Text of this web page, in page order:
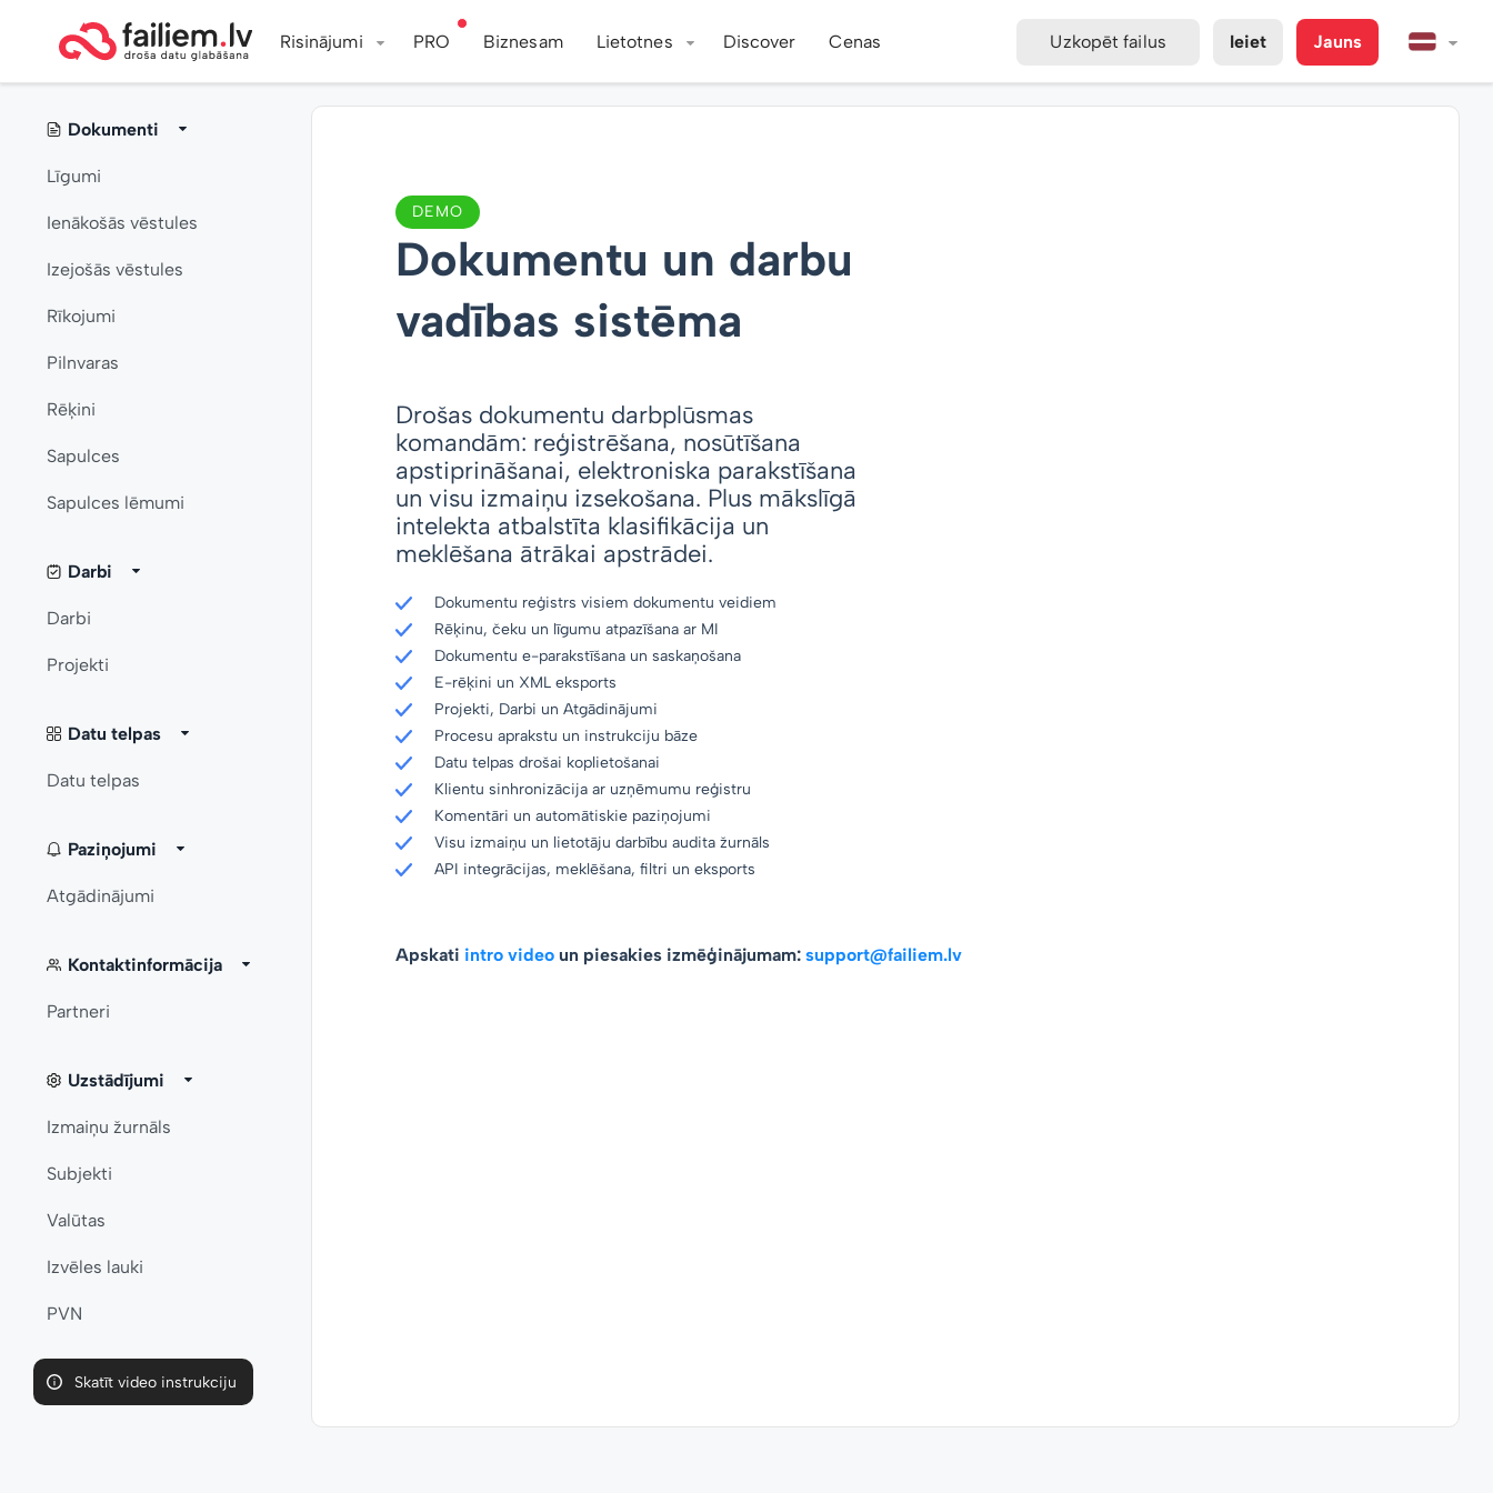
Risinājumi PRO Biznesam Lietotnes Discover Cenas Uzkopēt failus Ieiet Jauns
Dokumenti
Līgumi
Ienākošās vēstules
Izejošās vēstules
Rīkojumi
Pilnvaras
Rēķini
Sapulces
Sapulces lēmumi
Darbi
Darbi
Projekti
Datu telpas
Datu telpas
Paziņojumi
Atgādinājumi
Kontaktinformācija
Partneri
Uzstādījumi
Izmaiņu žurnāls
Subjekti
Valūtas
Izvēles lauki
PVN
Skatīt video instrukciju
DEMO
Dokumentu un darbu
vadības sistēma
Drošas dokumentu darbplūsmas
komandām: reģistrēšana, nosūtīšana
apstiprināšanai, elektroniska parakstīšana
un visu izmaiņu izsekošana. Plus mākslīgā
intelekta atbalstīta klasifikācija un
meklēšana ātrākai apstrādei.
Dokumentu reģistrs visiem dokumentu veidiem
Rēķinu, čeku un līgumu atpazīšana ar MI
Dokumentu e-parakstīšana un saskaņošana
E-rēķini un XML eksports
Projekti, Darbi un Atgādinājumi
Procesu aprakstu un instrukciju bāze
Datu telpas drošai koplietošanai
Klientu sinhronizācija ar uzņēmumu reģistru
Komentāri un automātiskie paziņojumi
Visu izmaiņu un lietotāju darbību audita žurnāls
API integrācijas, meklēšana, filtri un eksports
Apskati intro video un piesakies izmēģinājumam: support@failiem.lv